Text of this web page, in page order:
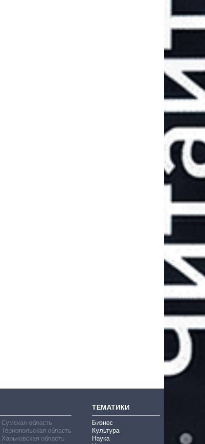
Сумская область
Тернопольская область
Харьковская область
ТЕМАТИКИ
Бизнес
Культура
Наука